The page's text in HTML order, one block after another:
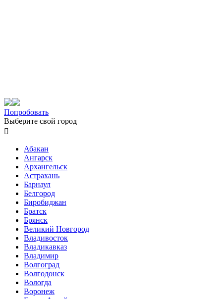
Попробовать
Выберите свой город

Абакан
Ангарск
Архангельск
Астрахань
Барнаул
Белгород
Биробиджан
Братск
Брянск
Великий Новгород
Владивосток
Владикавказ
Владимир
Волгоград
Волгодонск
Вологда
Воронеж